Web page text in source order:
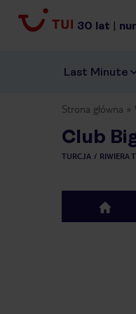
30 lat |
Last Minute
Strona główna
Club
TURCJA RIWIERA
top